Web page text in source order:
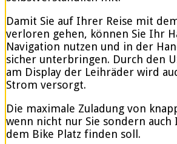
Damit Sie auf Ihrer Reise mit
verloren gehen, können Sie Ihr
Navigation nutzen und in der
sicher unterbringen. Durch den
am Display der Leihräder wird
Strom versorgt.
Die maximale Zuladung von
wenn nicht nur Sie sondern auch
dem Bike Platz finden soll.